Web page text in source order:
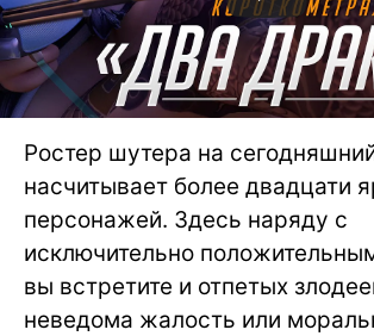
Ростер шутера на
насчитывает более двадцати
персонажей. Здесь наряду с
исключительно
вы встретите и отпетых
неведома жалость или